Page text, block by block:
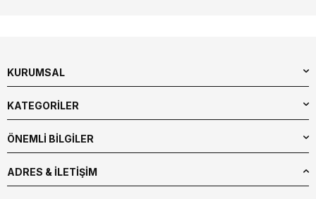
KURUMSAL
KATEGORİLER
ÖNEMLİ BİLGİLER
ADRES & İLETIŞIM